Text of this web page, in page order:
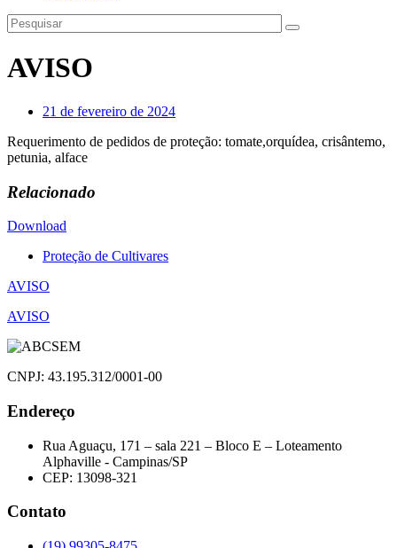
AVISO
21 de fevereiro de 2024
Requerimento de pedidos de proteção: tomate,orquídea, crisântemo,
petunia, alface
Relacionado
Download
Proteção de Cultivares
Navegação
de
Post
AVISO
AVISO
CNPJ: 43.195.312/0001-00
Endereço
Rua Aguaçu, 171 – sala 221 – Bloco E – Loteamento
Alphaville - Campinas/SP
CEP: 13098-321
Contato